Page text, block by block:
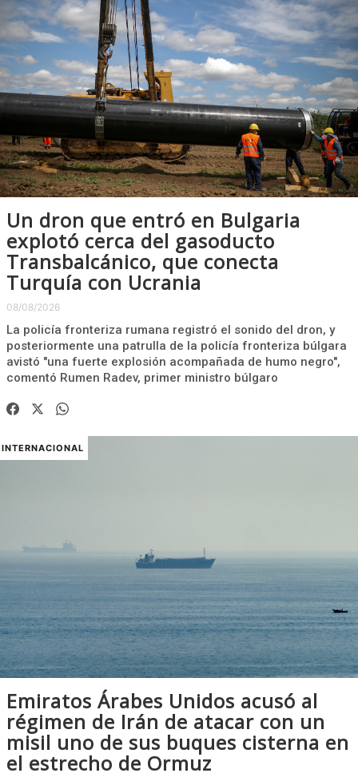
Un dron que entró en Bulgaria
explotó cerca del gasoducto
Transbalcánico, que conecta
Turquía con Ucrania
08/08/2026
La policía fronteriza rumana registró el sonido del dron, y
posteriormente una patrulla de la policía fronteriza búlgara
avistó "una fuerte explosión acompañada de humo negro",
comentó Rumen Radev, primer ministro búlgaro
INTERNACIONAL
Emiratos Árabes Unidos acusó al
régimen de Irán de atacar con un
misil uno de sus buques cisterna en
el estrecho de Ormuz